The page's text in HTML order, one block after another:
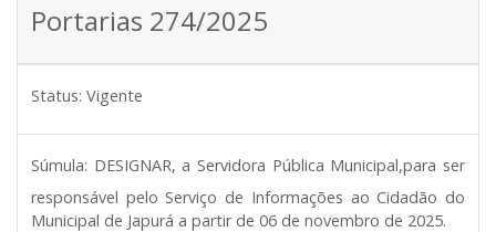
Portarias 274/2025
Status: Vigente
Súmula: DESIGNAR, a Servidora Pública Municipal,para ser
responsável pelo Serviço de Informações ao Cidadão do
Municipal de Japurá a partir de 06 de novembro de 2025.